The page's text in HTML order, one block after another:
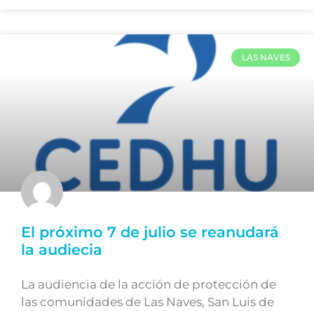
LAS NAVES
El próximo 7 de julio se reanudará
la audiecia
La audiencia de la acción de protección de
las comunidades de Las Naves, San Luis de